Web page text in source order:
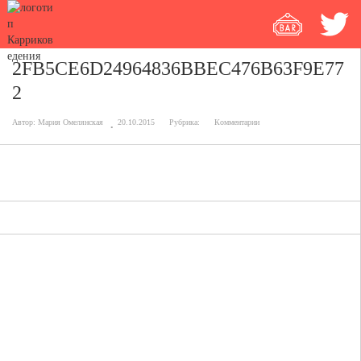
2FB5CE6D24964836BBEC476B63F9E77
2
Автор: Мария Омелянская 20.10.2015 Рубрика: Комментарии